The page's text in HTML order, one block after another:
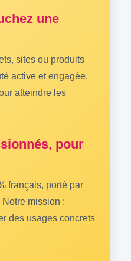
une
sites ou produits
active et engagée.
atteindre les
pour
français, porté par
mission :
des usages concrets